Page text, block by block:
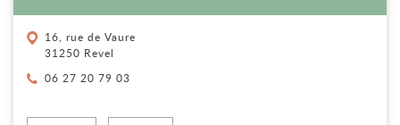
16, rue de Vaure
31250 Revel
Téléphone :
06 27 20 79 03